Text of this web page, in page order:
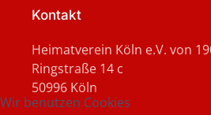
Kontakt
Heimatverein Köln e.V. von
Ringstraße 14 c
50996 Köln
Wir benutzen Cookies